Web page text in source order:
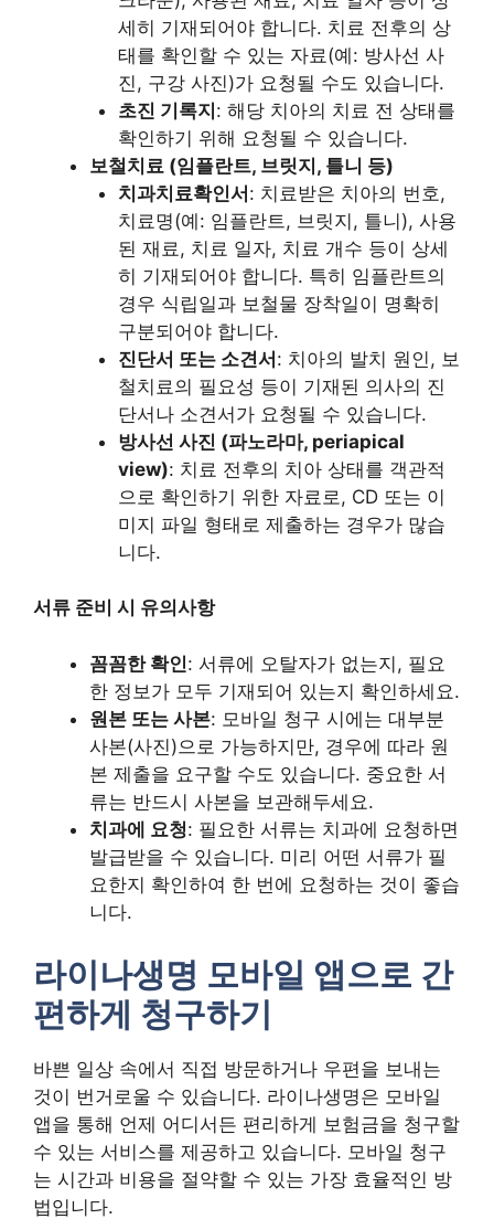
세히 기재되어야 합니다. 치료 전후의 상
태를 확인할 수 있는 자료(예: 방사선 사
진, 구강 사진)가 요청될 수도 있습니다.
초진 기록지: 해당 치아의 치료 전 상태를
확인하기 위해 요청될 수 있습니다.
보철치료 (임플란트, 브릿지, 틀니 등)
치과치료확인서: 치료받은 치아의 번호,
치료명(예: 임플란트, 브릿지, 틀니), 사용
된 재료, 치료 일자, 치료 개수 등이 상세
히 기재되어야 합니다. 특히 임플란트의
경우 식립일과 보철물 장착일이 명확히
구분되어야 합니다.
진단서 또는 소견서: 치아의 발치 원인, 보
철치료의 필요성 등이 기재된 의사의 진
단서나 소견서가 요청될 수 있습니다.
방사선 사진 (파노라마, periapical
view): 치료 전후의 치아 상태를 객관적
으로 확인하기 위한 자료로, CD 또는 이
미지 파일 형태로 제출하는 경우가 많습
니다.
서류 준비 시 유의사항
꼼꼼한 확인: 서류에 오탈자가 없는지, 필요
한 정보가 모두 기재되어 있는지 확인하세요.
원본 또는 사본: 모바일 청구 시에는 대부분
사본(사진)으로 가능하지만, 경우에 따라 원
본 제출을 요구할 수도 있습니다. 중요한 서
류는 반드시 사본을 보관해두세요.
치과에 요청: 필요한 서류는 치과에 요청하면
발급받을 수 있습니다. 미리 어떤 서류가 필
요한지 확인하여 한 번에 요청하는 것이 좋습
니다.
라이나생명 모바일 앱으로 간
편하게 청구하기
바쁜 일상 속에서 직접 방문하거나 우편을 보내는
것이 번거로울 수 있습니다. 라이나생명은 모바일
앱을 통해 언제 어디서든 편리하게 보험금을 청구할
수 있는 서비스를 제공하고 있습니다. 모바일 청구
는 시간과 비용을 절약할 수 있는 가장 효율적인 방
법입니다.